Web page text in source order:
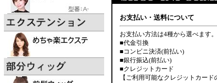
お支払い・送料について
お支払い方法は4種から選べます。
■代金引換
■コンビニ決済(前払い)
■銀行振込(前払い)
■クレジットカード
【ご利用可能なクレジットカード